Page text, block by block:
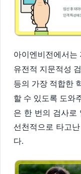
아이엔비전에서는
유전적 지문적성
등의 가장 적합한
할 수 있도록 도와
은 한 번의 검사로
선천적으로 타고
다.